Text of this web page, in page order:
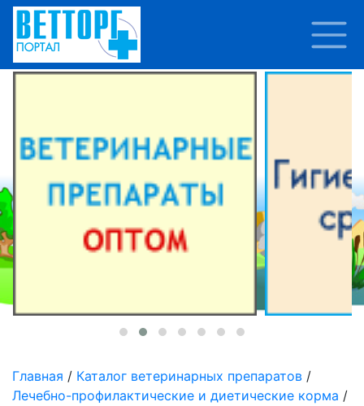
Главная / Каталог ветеринарных препаратов /
Лечебно-профилактические и диетические корма /